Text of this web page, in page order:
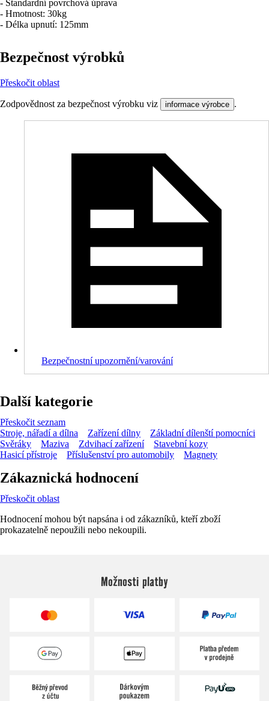
- Standardní povrchová úprava
- Hmotnost: 30kg
- Délka upnutí: 125mm
Bezpečnost výrobků
Přeskočit oblast
Zodpovědnost za bezpečnost výrobku viz informace výrobce .
Bezpečnostní upozornění/varování
Další kategorie
Přeskočit seznam
Stroje, nářadí a dílna
Zařízení dílny
Základní dílenští pomocníci
Svěráky
Maziva Zdvihací zařízení
Stavební kozy
Hasicí přístroje
Příslušenství pro automobily Magnety
Zákaznická hodnocení
Přeskočit oblast
Hodnocení mohou být napsána i od zákazníků, kteří zboží
prokazatelně nepoužili nebo nekoupili.
Možnosti platby